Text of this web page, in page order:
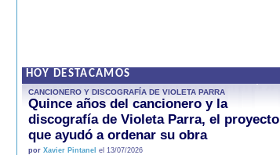
HOY DESTACAMOS
CANCIONERO Y DISCOGRAFÍA DE VIOLETA PARRA
Quince años del cancionero y la
discografía de Violeta Parra, el proyecto
que ayudó a ordenar su obra
por Xavier Pintanel el 13/07/2026